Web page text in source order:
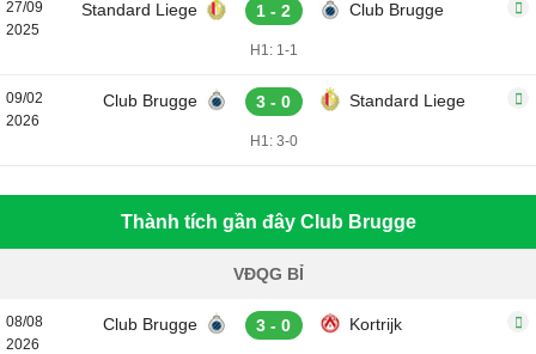
27/09
2025
Standard Liege 1 - 2 Club Brugge
H1: 1-1
09/02
2026
Club Brugge 3 - 0 Standard Liege
H1: 3-0
Thành tích gần đây Club Brugge
VĐQG BỈ
08/08
2026
Club Brugge 3 - 0 Kortrijk